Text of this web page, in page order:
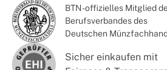
BTN - offizielles Mitglied
Berufsverbandes des
Deutschen
Sicher einkaufen mit